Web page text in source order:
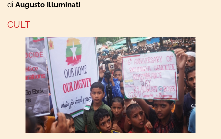
di Augusto Illuminati
CULT